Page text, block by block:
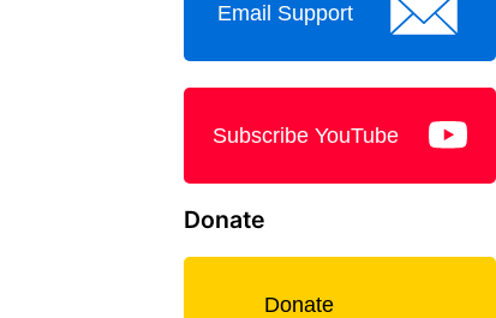
Email Support
Subscribe YouTube
Donate
Donate